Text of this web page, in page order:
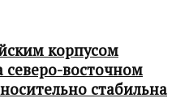
корпусом
северо-восточном
стабильна